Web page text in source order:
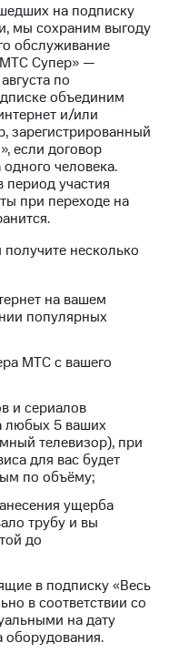
на подписку
мы сохраним выгоду
обслуживание
МТС Супер» —
по
объединим
и/или
если договор
человека.
период участия
при переходе на
несколько
на вашем
популярных
МТС с вашего
и сериалов
любых 5 ваших
телевизор), при
для вас будет
по объёму;
ущерба
трубу и вы
до
в подписку «Весь
в соответствии со
на дату
оборудования.